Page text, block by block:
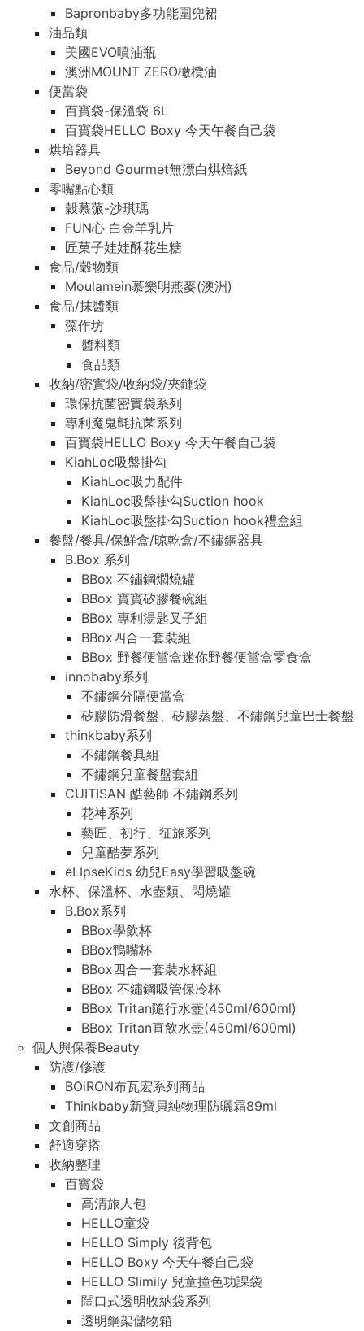
Bapronbaby多功能圍兜裙
油品類
美國EVO噴油瓶
澳洲MOUNT ZERO橄欖油
便當袋
百寶袋-保溫袋 6L
百寶袋HELLO Boxy 今天午餐自己袋
烘培器具
Beyond Gourmet無漂白烘焙紙
零嘴點心類
穀慕蒎-沙琪瑪
FUN心 白金羊乳片
匠菓子娃娃酥花生糖
食品/穀物類
Moulamein慕樂明燕麥(澳洲)
食品/抹醬類
藻作坊
醬料類
食品類
收納/密實袋/收納袋/夾鏈袋
環保抗菌密實袋系列
專利魔鬼氈抗菌系列
百寶袋HELLO Boxy 今天午餐自己袋
KiahLoc吸盤掛勾
KiahLoc吸力配件
KiahLoc吸盤掛勾Suction hook
KiahLoc吸盤掛勾Suction hook禮盒組
餐盤/餐具/保鮮盒/晾乾盒/不鏽鋼器具
B.Box 系列
BBox 不鏽鋼燜燒罐
BBox 寶寶矽膠餐碗組
BBox 專利湯匙叉子組
BBox四合一套裝組
BBox 野餐便當盒迷你野餐便當盒零食盒
innobaby系列
不鏽鋼分隔便當盒
矽膠防滑餐盤、矽膠蒸盤、不鏽鋼兒童巴士餐盤
thinkbaby系列
不鏽鋼餐具組
不鏽鋼兒童餐盤套組
CUITISAN 酷藝師 不鏽鋼系列
花神系列
藝匠、初行、征旅系列
兒童酷夢系列
eLIpseKids 幼兒Easy學習吸盤碗
水杯、保溫杯、水壺類、悶燒罐
B.Box系列
BBox學飲杯
BBox鴨嘴杯
BBox四合一套裝水杯組
BBox 不鏽鋼吸管保冷杯
BBox Tritan隨行水壺(450ml/600ml)
BBox Tritan直飲水壺(450ml/600ml)
個人與保養Beauty
防護/修護
BOiRON布瓦宏系列商品
Thinkbaby新寶貝純物理防曬霜89ml
文創商品
舒適穿搭
收納整理
百寶袋
高清旅人包
HELLO童袋
HELLO Simply 後背包
HELLO Boxy 今天午餐自己袋
HELLO Slimily 兒童撞色功課袋
闊口式透明收納袋系列
透明鋼架儲物箱